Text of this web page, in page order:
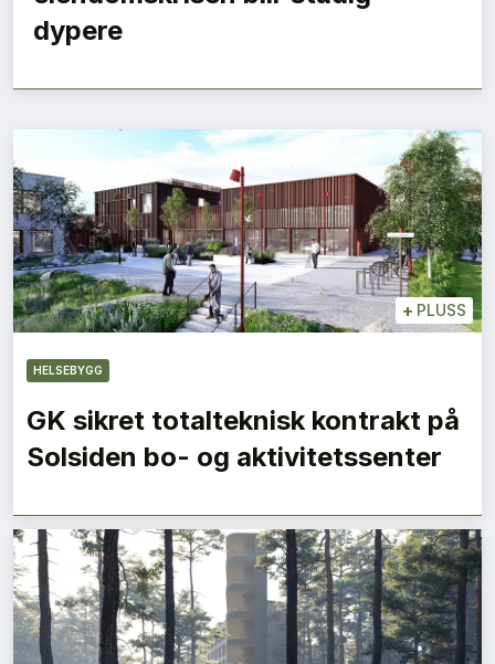
dypere
+ PLUSS
HELSEBYGG
GK sikret totalteknisk kontrakt på
Solsiden bo- og aktivitetssenter